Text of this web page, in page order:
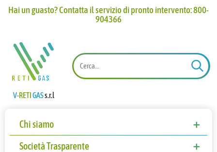
Hai un guasto? Contatta il servizio di pronto intervento: 800-
904366​
V-RETIGASs.r.l
Chi siamo
Storia
Società Trasparente